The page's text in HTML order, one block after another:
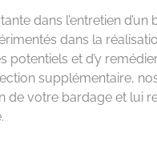
dans l’entretien
dans la
potentiels et d’y
supplémentaire,
votre bardage et lui